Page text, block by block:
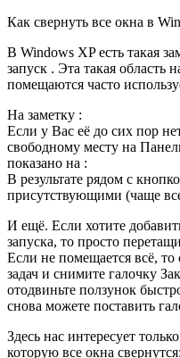
Как свернуть все окна в
В Windows XP есть такая
запуск . Эта такая область
помещаются часто
На заметку :
Если у Вас её до сих пор
свободному месту на
показано на :
В результате рядом с
присутствующими (чаще
И ещё. Если хотите
запуска, то просто
Если не помещается всё,
задач и снимите галочку
отодвиньте ползунок
снова можете поставить
Здесь нас интересует
которую все окна свернутся: